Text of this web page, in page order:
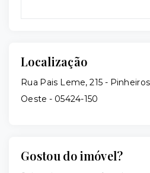
Localização
Rua Pais Leme, 215 -
Oeste - 05424-150
Gostou do imóvel?